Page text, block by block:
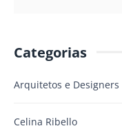
Categorias
Arquitetos e Designers
Celina Ribello